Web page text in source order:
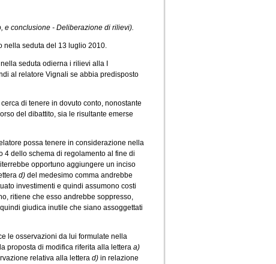
e conclusione - Deliberazione di rilievi).
nella seduta del 13 luglio 2010.
seduta odierna i rilievi alla I
al relatore Vignali se abbia predisposto
di tenere in dovuto conto, nonostante
del dibattito, sia le risultante emerse
possa tenere in considerazione nella
4 dello schema di regolamento al fine di
opportuno aggiungere un inciso
d) del medesimo comma andrebbe
investimenti e quindi assumono costi
ritiene che esso andrebbe soppresso,
giudica inutile che siano assoggettati
le osservazioni da lui formulate nella
proposta di modifica riferita alla lettera a)
relativa alla lettera d) in relazione